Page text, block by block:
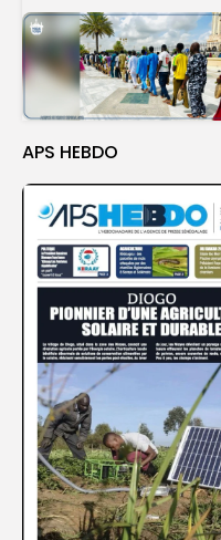
APS HEBDO